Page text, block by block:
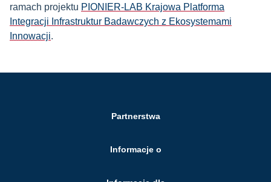
ramach projektu PIONIER-LAB Krajowa Platforma
Integracji Infrastruktur Badawczych z Ekosystemami
Innowacji.
Partnerstwa
Informacje o